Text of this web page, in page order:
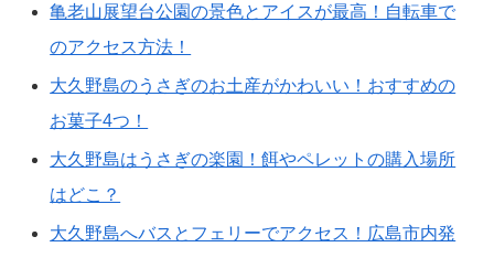
亀老山展望台公園の景色とアイスが最高！自転車で
のアクセス方法！
大久野島のうさぎのお土産がかわいい！おすすめの
お菓子4つ！
大久野島はうさぎの楽園！餌やペレットの購入場所
はどこ？
大久野島へバスとフェリーでアクセス！広島市内発